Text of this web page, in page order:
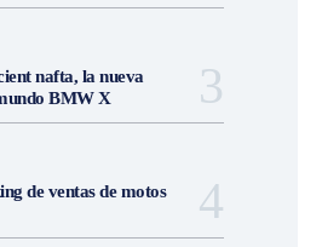
nafta, la nueva
BMW X
de ventas de motos